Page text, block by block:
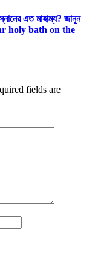
এত মাহাত্ম্য? জানুন
holy bath on the
fields are